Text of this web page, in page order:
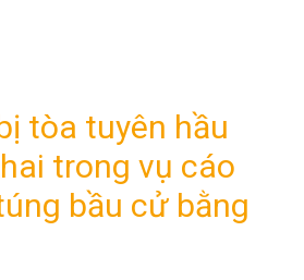
tòa tuyên hầu
trong vụ cáo
bầu cử bằng